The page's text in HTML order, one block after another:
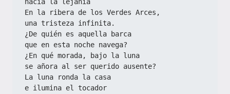
En la ribera de los Verdes Arces,
una tristeza infinita.
¿De quién es aquella barca
que en esta noche navega?
¿En qué morada, bajo la luna
se añora al ser querido ausente?
La luna ronda la casa
e ilumina el tocador